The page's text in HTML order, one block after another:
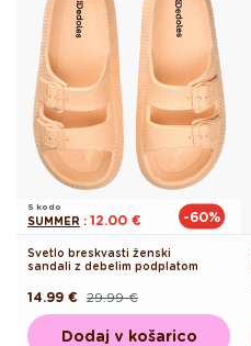
S kodo
SUMMER : 12.00 € -60%
Svetlo breskvasti ženski
sandali z debelim podplatom
Redna
cena
29.99 €
Akcijska
cena
14.99 €
Dodaj v košarico